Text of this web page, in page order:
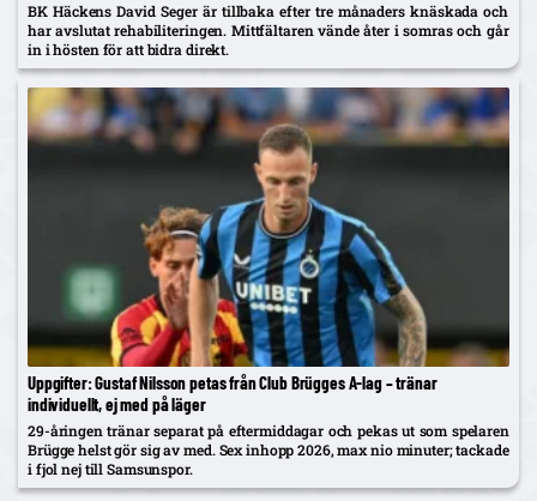
BK Häckens David Seger är tillbaka efter tre månaders knäskada och
har avslutat rehabiliteringen. Mittfältaren vände åter i somras och går
in i hösten för att bidra direkt.
Uppgifter: Gustaf Nilsson petas från Club Brügges A-lag – tränar
individuellt, ej med på läger
29-åringen tränar separat på eftermiddagar och pekas ut som spelaren
Brügge helst gör sig av med. Sex inhopp 2026, max nio minuter; tackade
i fjol nej till Samsunspor.